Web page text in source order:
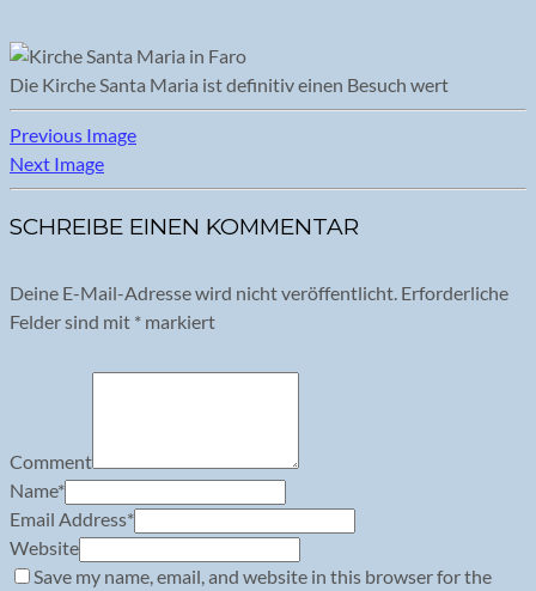
Die Kirche Santa Maria ist definitiv einen Besuch wert
Previous Image
Next Image
SCHREIBE EINEN KOMMENTAR
Deine E-Mail-Adresse wird nicht veröffentlicht. Erforderliche
Felder sind mit * markiert
Comment
Name*
Email Address*
Website
Save my name, email, and website in this browser for the